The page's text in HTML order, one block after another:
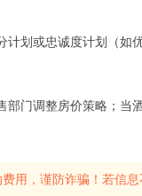
划或忠诚度计划（如
门调整房价策略；当
用，谨防诈骗！若信息